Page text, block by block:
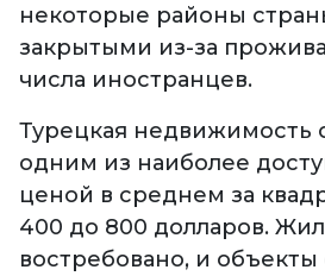
некоторые районы
закрытыми из-за
числа иностранцев.
Турецкая недвижимость
одним из наиболее
ценой в среднем за
400 до 800 долларов.
востребовано, и